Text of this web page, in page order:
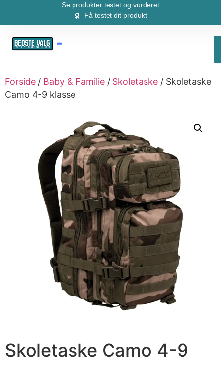
Se produkter testet og vurderet
Få testet dit produkt
Forside / Baby & Familie / Skoletaske / Skoletaske
Camo 4-9 klasse
Skoletaske Camo 4-9